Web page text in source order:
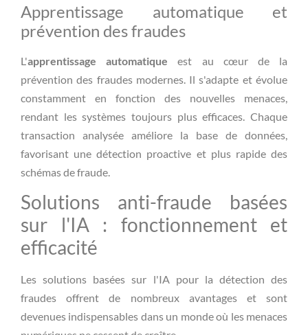
Apprentissage automatique et
prévention des fraudes
L'apprentissage automatique est au cœur de la
prévention des fraudes modernes. Il s'adapte et évolue
constamment en fonction des nouvelles menaces,
rendant les systèmes toujours plus efficaces. Chaque
transaction analysée améliore la base de données,
favorisant une détection proactive et plus rapide des
schémas de fraude.
Solutions anti-fraude basées
sur l'IA : fonctionnement et
efficacité
Les solutions basées sur l'IA pour la détection des
fraudes offrent de nombreux avantages et sont
devenues indispensables dans un monde où les menaces